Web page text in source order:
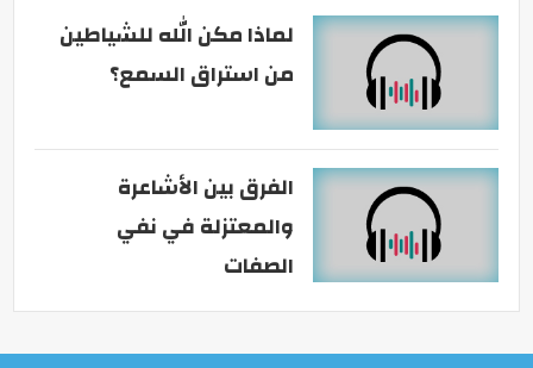
لماذا مكن الله للشياطين
من استراق السمع؟
الفرق بين الأشاعرة
والمعتزلة في نفي
الصفات